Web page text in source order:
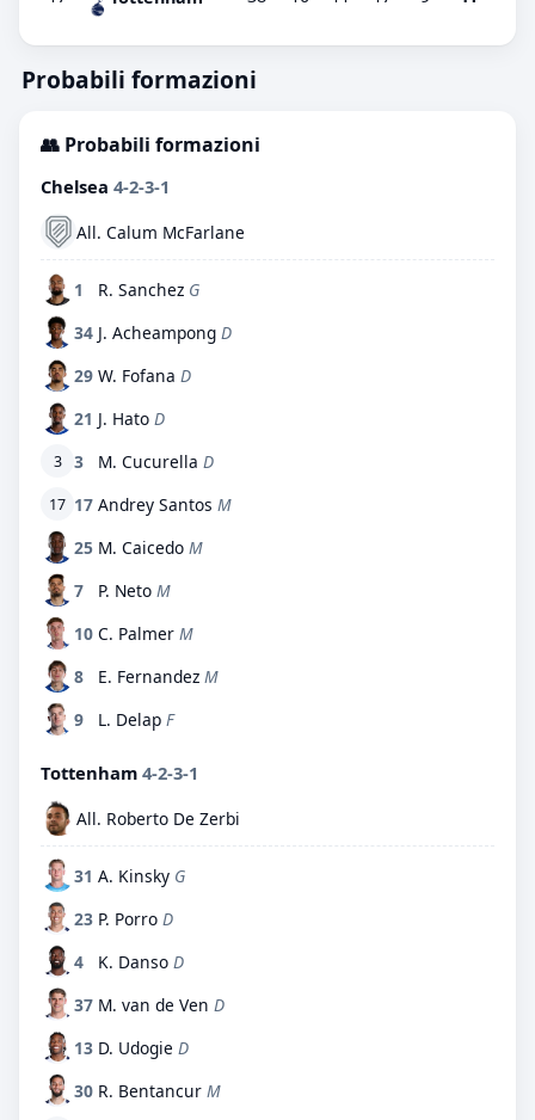
Probabili formazioni
👥 Probabili formazioni
Chelsea 4-2-3-1
All. Calum McFarlane
1 R. Sanchez G
34 J. Acheampong D
29 W. Fofana D
21 J. Hato D
3 3 M. Cucurella D
17 17 Andrey Santos M
25 M. Caicedo M
7
P. Neto M
10 C. Palmer M
8
E. Fernandez M
9
L. Delap F
Tottenham 4-2-3-1
All. Roberto De Zerbi
31 A. Kinsky G
23 P. Porro D
4
K. Danso D
37 M. van de Ven D
13 D. Udogie D
30 R. Bentancur M